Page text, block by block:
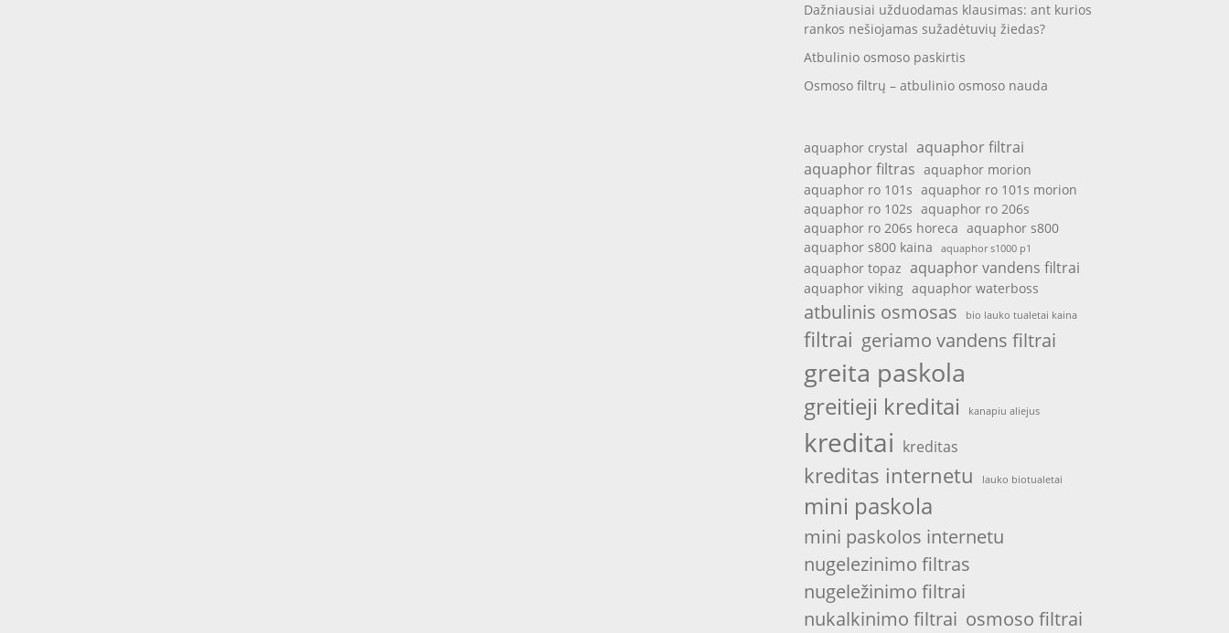
Dažniausiai užduodamas klausimas: ant kurios
rankos nešiojamas sužadėtuvių žiedas?
Atbulinio osmoso paskirtis
Osmoso filtrų – atbulinio osmoso nauda
aquaphor crystal aquaphor filtrai
aquaphor filtras aquaphor morion
aquaphor ro 101s aquaphor ro 101s morion
aquaphor ro 102s aquaphor ro 206s
aquaphor ro 206s horeca aquaphor s800
aquaphor s800 kaina
aquaphor s1000 p1
aquaphor topaz aquaphor vandens filtrai
aquaphor viking aquaphor waterboss
atbulinis osmosas bio lauko tualetai kaina
filtrai geriamo vandens filtrai
greita paskola
greitieji kreditai kanapiu aliejus
kreditai kreditas
kreditas internetu lauko biotualetai
mini paskola
mini paskolos internetu
nugelezinimo filtras
nugeležinimo filtrai
nukalkinimo filtrai osmoso filtrai